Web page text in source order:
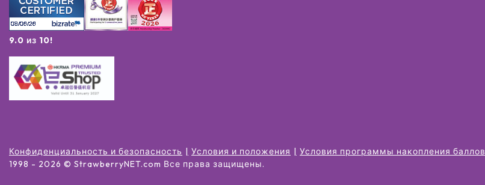
9.0 из 10!
Конфиденциальность и безопасность Условия и положения
Условия программы накопления баллов
1998 - 2026 © StrawberryNET.com Все права защищены.